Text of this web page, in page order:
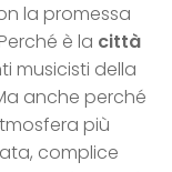
la promessa
è la città
musicisti della
anche perché
più
complice